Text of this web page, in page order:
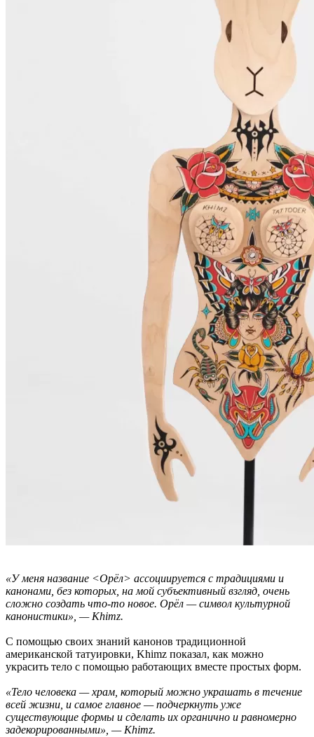
«У меня название <Орёл> ассоциируется с традициями и
канонами, без которых, на мой субъективный взгляд, очень
сложно создать что-то новое. Орёл — символ культурной
канонистики», — Khimz.
С помощью своих знаний канонов традиционной
американской татуировки, Khimz показал, как можно
украсить тело с помощью работающих вместе простых форм.
«Тело человека — храм, который можно украшать в течение
всей жизни, и самое главное — подчеркнуть уже
существующие формы и сделать их органично и равномерно
задекорированными», — Khimz.